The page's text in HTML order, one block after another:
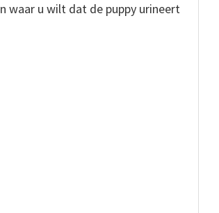
waar u wilt dat de puppy urineert